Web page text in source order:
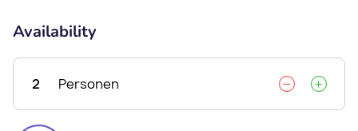
Availability
2 Personen